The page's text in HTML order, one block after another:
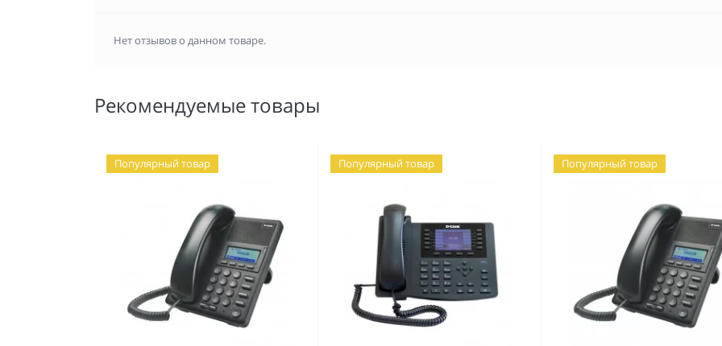
Нет отзывов о данном товаре.
Рекомендуемые товары
Популярный товар Популярный товар Популярный товар